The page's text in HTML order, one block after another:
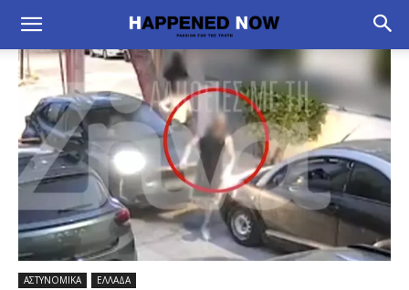
ΑΣΤΥΝΟΜΙΚΑ ΕΛΛΑΔΑ